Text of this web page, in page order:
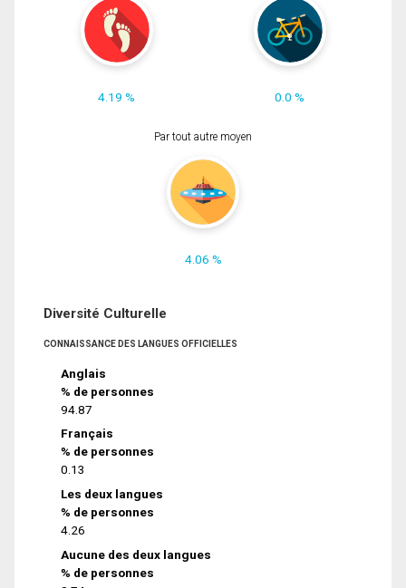
4.19 % 0.0 %
Par tout autre moyen
4.06 %
Diversité Culturelle
CONNAISSANCE DES LANGUES OFFICIELLES
Anglais
% de personnes
94.87
Français
% de personnes
0.13
Les deux langues
% de personnes
4.26
Aucune des deux langues
% de personnes